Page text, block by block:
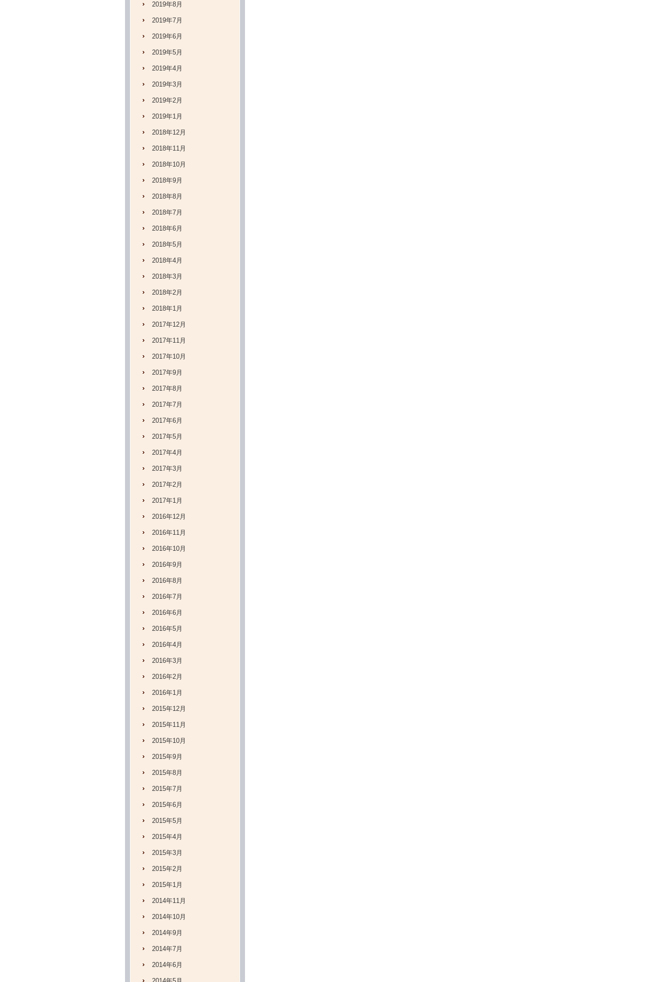
2019年8月
2019年7月
2019年6月
2019年5月
2019年4月
2019年3月
2019年2月
2019年1月
2018年12月
2018年11月
2018年10月
2018年9月
2018年8月
2018年7月
2018年6月
2018年5月
2018年4月
2018年3月
2018年2月
2018年1月
2017年12月
2017年11月
2017年10月
2017年9月
2017年8月
2017年7月
2017年6月
2017年5月
2017年4月
2017年3月
2017年2月
2017年1月
2016年12月
2016年11月
2016年10月
2016年9月
2016年8月
2016年7月
2016年6月
2016年5月
2016年4月
2016年3月
2016年2月
2016年1月
2015年12月
2015年11月
2015年10月
2015年9月
2015年8月
2015年7月
2015年6月
2015年5月
2015年4月
2015年3月
2015年2月
2015年1月
2014年11月
2014年10月
2014年9月
2014年7月
2014年6月